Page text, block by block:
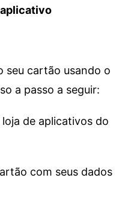
seu cartão usando o
a passo a seguir:
de aplicativos do
com seus dados